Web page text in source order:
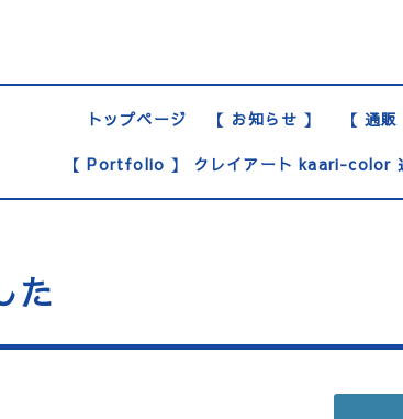
トップページ 【 お知らせ 】 【 通販
【 Portfolio 】 クレイアート kaari-color
た